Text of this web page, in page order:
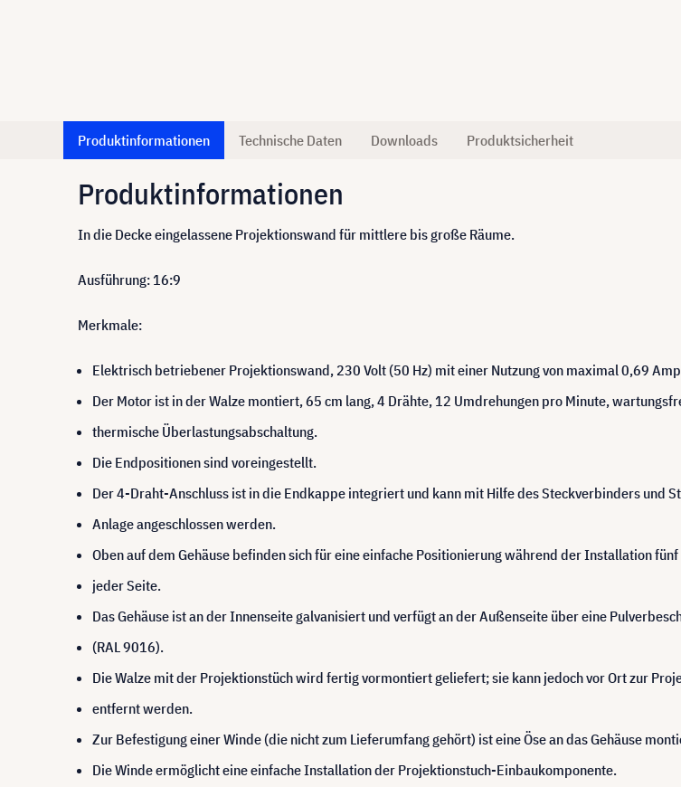
Produktinformationen Technische Daten Downloads Produktsicherheit
Produktinformationen
In die Decke eingelassene Projektionswand für mittlere bis große Räume.
Ausführung: 16:9
Merkmale:
Elektrisch betriebener Projektionswand, 230 Volt (50 Hz) mit einer Nutzung von maximal 0,69
Der Motor ist in der Walze montiert, 65 cm lang, 4 Drähte, 12 Umdrehungen pro Minute,
thermische Überlastungsabschaltung.
Die Endpositionen sind voreingestellt.
Der 4-Draht-Anschluss ist in die Endkappe integriert und kann mit Hilfe des Steckverbinders und
Anlage angeschlossen werden.
Oben auf dem Gehäuse befinden sich für eine einfache Positionierung während der Installation
jeder Seite.
Das Gehäuse ist an der Innenseite galvanisiert und verfügt an der Außenseite über eine
(RAL 9016).
Die Walze mit der Projektionstüch wird fertig vormontiert geliefert; sie kann jedoch vor Ort zur
entfernt werden.
Zur Befestigung einer Winde (die nicht zum Lieferumfang gehört) ist eine Öse an das Gehäuse
Die Winde ermöglicht eine einfache Installation der Projektionstuch-Einbaukomponente.